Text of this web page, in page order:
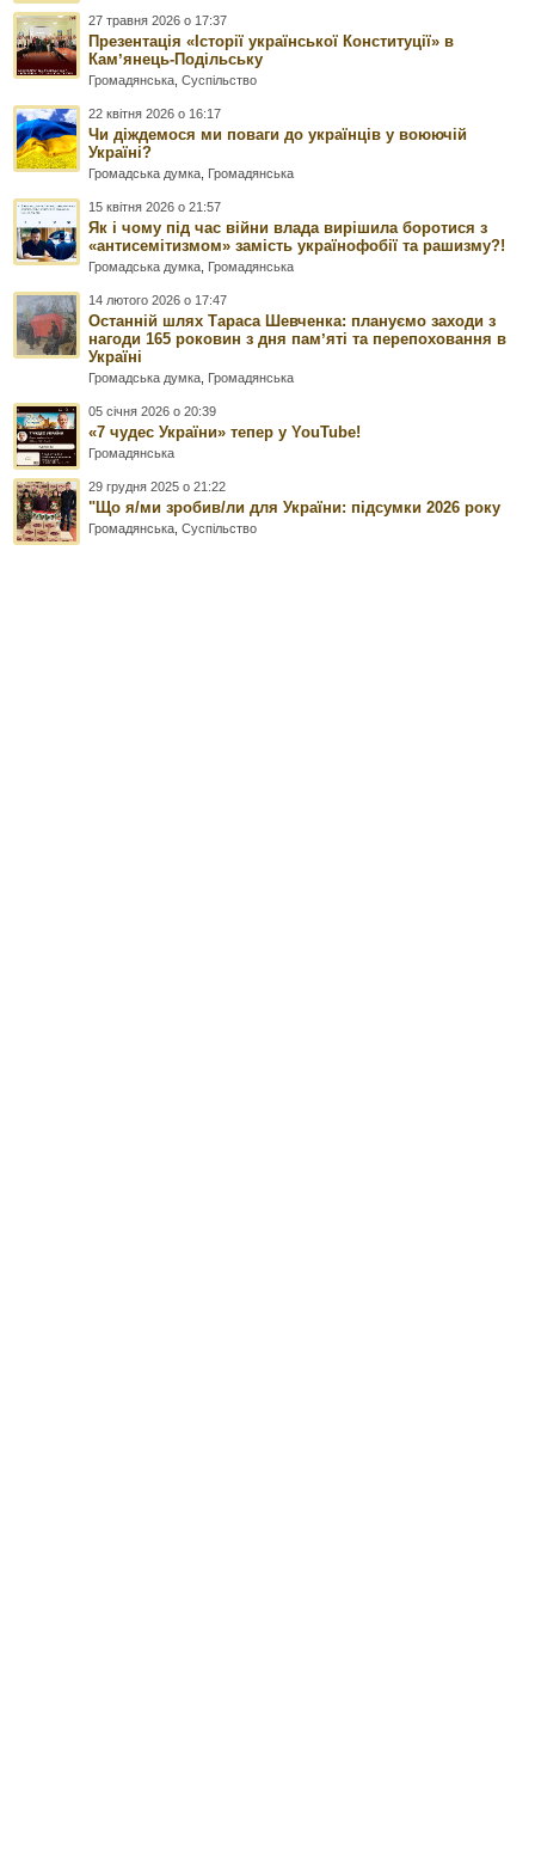
27 травня 2026 о 17:37
Презентація «Історії української Конституції» в
Камʼянець-Подільську
Громадянська ,Суспільство
22 квітня 2026 о 16:17
Чи діждемося ми поваги до українців у воюючій
Україні?
Громадська думка Громадянська
15 квітня 2026 о 21:57
Як і чому під час війни влада вирішила боротися з
«антисемітизмом» замість українофобії та рашизму?!
Громадська думка Громадянська
14 лютого 2026 о 17:47
Останній шлях Тараса Шевченка: плануємо заходи з
нагоди 165 роковин з дня памʼяті та перепоховання в
Україні
Громадська думка Громадянська
05 січня 2026 о 20:39
«7 чудес України» тепер у YouTube!
Громадянська
29 грудня 2025 о 21:22
"Що я/ми зробив/ли для України: підсумки 2026 року
Громадянська ,Суспільство